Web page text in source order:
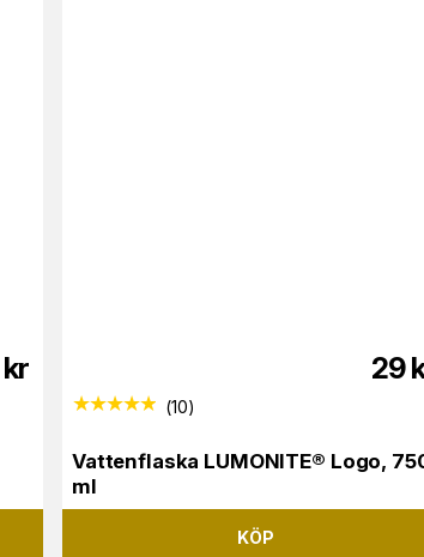
kr 29
(10)
Vattenflaska LUMONITE® Logo,
ml
KÖP